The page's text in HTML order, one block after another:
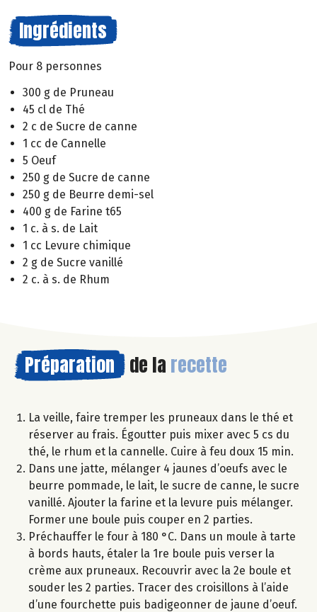
Ingrédients
Pour 8 personnes
300 g de Pruneau
45 cl de Thé
2 c de Sucre de canne
1 cc de Cannelle
5 Oeuf
250 g de Sucre de canne
250 g de Beurre demi-sel
400 g de Farine t65
1 c. à s. de Lait
1 cc Levure chimique
2 g de Sucre vanillé
2 c. à s. de Rhum
Préparation de la recette
La veille, faire tremper les pruneaux dans le thé et
réserver au frais. Égoutter puis mixer avec 5 cs du
thé, le rhum et la cannelle. Cuire à feu doux 15 min.
Dans une jatte, mélanger 4 jaunes d’oeufs avec le
beurre pommade, le lait, le sucre de canne, le sucre
vanillé. Ajouter la farine et la levure puis mélanger.
Former une boule puis couper en 2 parties.
Préchauffer le four à 180 °C. Dans un moule à tarte
à bords hauts, étaler la 1re boule puis verser la
crème aux pruneaux. Recouvrir avec la 2e boule et
souder les 2 parties. Tracer des croisillons à l’aide
d’une fourchette puis badigeonner de jaune d’oeuf.